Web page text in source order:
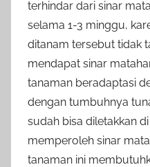
terhindar dari sinar
selama 1-3 minggu,
ditanam tersebut tidak
mendapat sinar
tanaman beradaptasi
dengan tumbuhnya
sudah bisa diletakkan
memperoleh sinar
tanaman ini